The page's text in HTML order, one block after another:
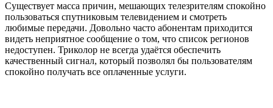
Существует масса причин, мешающих телезрителям спокойно
пользоваться спутниковым телевидением и смотреть
любимые передачи. Довольно часто абонентам приходится
видеть неприятное сообщение о том, что список регионов
недоступен. Триколор не всегда удаётся обеспечить
качественный сигнал, который позволял бы пользователям
спокойно получать все оплаченные услуги.